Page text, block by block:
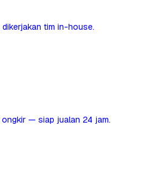
tim in-house.
— siap jualan 24 jam.